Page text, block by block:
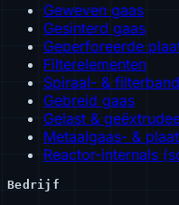
Geweven gaas
Gesinterd gaas
Geperforeerde
Filterelementen
Spiraal- &
Gebreid gaas
Gelast &
Metaalgaas- &
Reactor-internals
Bedrijf